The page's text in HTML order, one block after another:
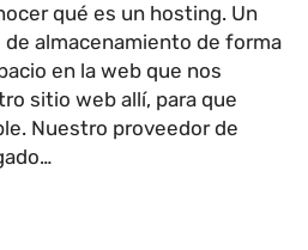
qué es un hosting. Un
almacenamiento de forma
en la web que nos
sitio web allí, para que
Nuestro proveedor de